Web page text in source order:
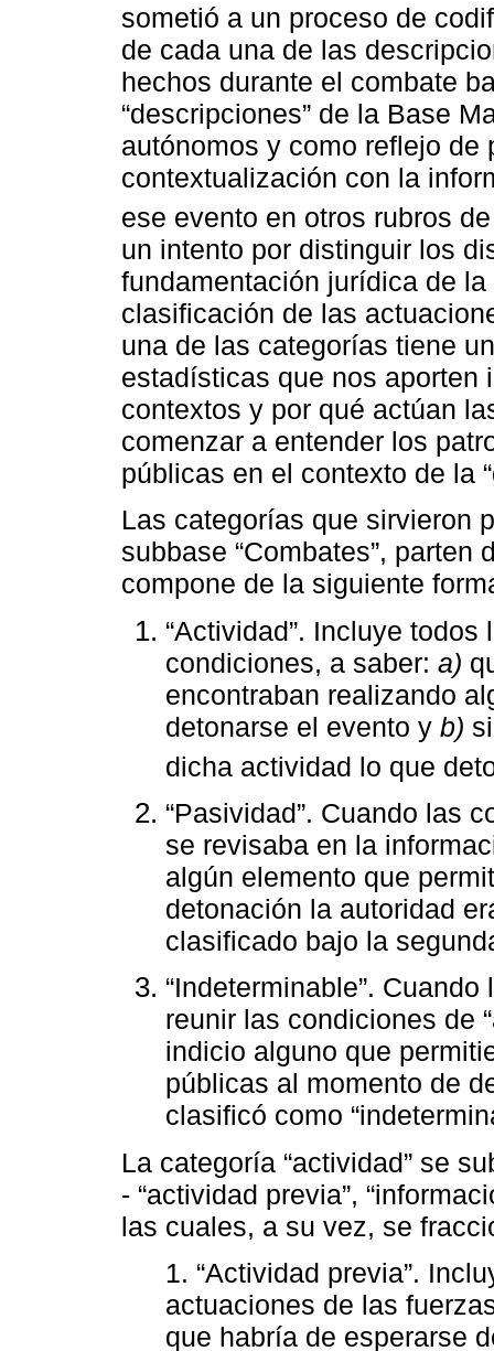
sometió a un proceso de
de cada una de las
hechos durante el combate
“descripciones” de la Base
autónomos y como reflejo
contextualización con la
ese evento en otros rubros
un intento por distinguir los
fundamentación jurídica de
clasificación de las
una de las categorías tiene
estadísticas que nos aporten
contextos y por qué actúan
comenzar a entender los
públicas en el contexto de la
Las categorías que sirvieron
subbase “Combates”,
compone de la siguiente
“Actividad”. Incluye
condiciones, a saber: a)
encontraban realizando
detonarse el evento y b)
dicha actividad lo que
“Pasividad”. Cuando las
se revisaba en la
algún elemento que
detonación la autoridad
clasificado bajo la
“Indeterminable”.
reunir las condiciones de
indicio alguno que
públicas al momento de
clasificó como
La categoría “actividad” se
- “actividad previa”,
las cuales, a su vez, se
1. “Actividad previa”.
actuaciones de las
que habría de esperarse